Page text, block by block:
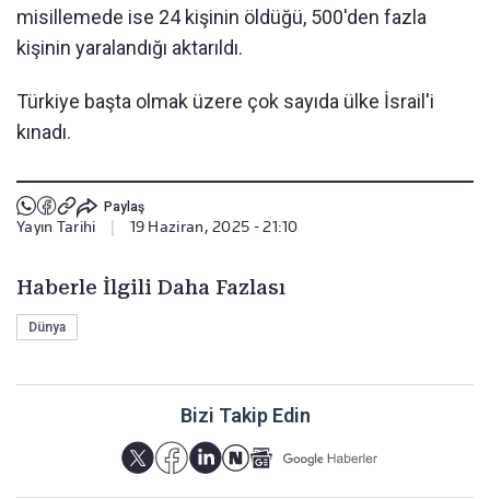
misillemede ise 24 kişinin öldüğü, 500'den fazla
kişinin yaralandığı aktarıldı.
Türkiye başta olmak üzere çok sayıda ülke İsrail'i
kınadı.
Paylaş
Yayın Tarihi 19 Haziran, 2025 - 21:10
Haberle İlgili Daha Fazlası
Dünya
Bizi Takip Edin